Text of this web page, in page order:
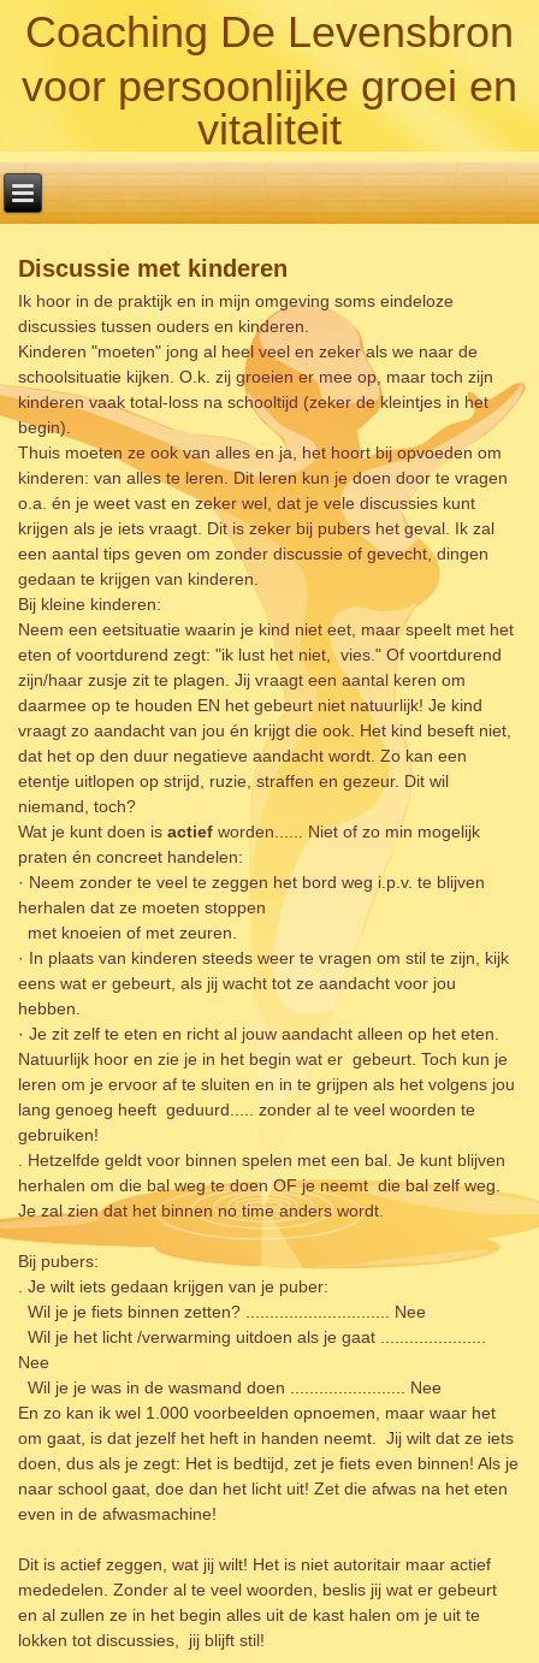
Coaching De Levensbron
voor persoonlijke groei en
vitaliteit
Discussie met kinderen
Ik hoor in de praktijk en in mijn omgeving soms eindeloze
discussies tussen ouders en kinderen.
Kinderen "moeten" jong al heel veel en zeker als we naar de
schoolsituatie kijken. O.k. zij groeien er mee op, maar toch zijn
kinderen vaak total-loss na schooltijd (zeker de kleintjes in het
begin).
Thuis moeten ze ook van alles en ja, het hoort bij opvoeden om
kinderen: van alles te leren. Dit leren kun je doen door te vragen
o.a. én je weet vast en zeker wel, dat je vele discussies kunt
krijgen als je iets vraagt. Dit is zeker bij pubers het geval. Ik zal
een aantal tips geven om zonder discussie of gevecht, dingen
gedaan te krijgen van kinderen.
Bij kleine kinderen:
Neem een eetsituatie waarin je kind niet eet, maar speelt met het
eten of voortdurend zegt: "ik lust het niet, vies." Of voortdurend
zijn/haar zusje zit te plagen. Jij vraagt een aantal keren om
daarmee op te houden EN het gebeurt niet natuurlijk! Je kind
vraagt zo aandacht van jou én krijgt die ook. Het kind beseft niet,
dat het op den duur negatieve aandacht wordt. Zo kan een
etentje uitlopen op strijd, ruzie, straffen en gezeur. Dit wil
niemand, toch?
Wat je kunt doen isactief worden...... Niet of zo min mogelijk
praten én concreet handelen:
· Neem zonder te veel te zeggen het bord weg i.p.v. te blijven
herhalen dat ze moeten stoppen
met knoeien of met zeuren.
· In plaats van kinderen steeds weer te vragen om stil te zijn, kijk
eens wat er gebeurt, als jij wacht tot ze aandacht voor jou
hebben.
· Je zit zelf te eten en richt al jouw aandacht alleen op het eten.
Natuurlijk hoor en zie je in het begin wat er gebeurt. Toch kun je
leren om je ervoor af te sluiten en in te grijpen als het volgens jou
lang genoeg heeft geduurd..... zonder al te veel woorden te
gebruiken!
. Hetzelfde geldt voor binnen spelen met een bal. Je kunt blijven
herhalen om die bal weg te doen OF je neemt die bal zelf weg.
Je zal zien dat het binnen no time anders wordt.
Bij pubers:
. Je wilt iets gedaan krijgen van je puber:
Wil je je fiets binnen zetten? .............................. Nee
Wil je het licht /verwarming uitdoen als je gaat ......................
Nee
Wil je je was in de wasmand doen ........................ Nee
En zo kan ik wel 1.000 voorbeelden opnoemen, maar waar het
om gaat, is dat jezelf het heft in handen neemt. Jij wilt dat ze iets
doen, dus als je zegt: Het is bedtijd, zet je fiets even binnen! Als je
naar school gaat, doe dan het licht uit! Zet die afwas na het eten
even in de afwasmachine!
Dit is actief zeggen, wat jij wilt! Het is niet autoritair maar actief
mededelen. Zonder al te veel woorden, beslis jij wat er gebeurt
en al zullen ze in het begin alles uit de kast halen om je uit te
lokken tot discussies, jij blijft stil!